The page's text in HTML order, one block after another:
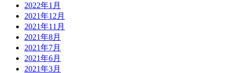
2022年1月
2021年12月
2021年11月
2021年8月
2021年7月
2021年6月
2021年3月